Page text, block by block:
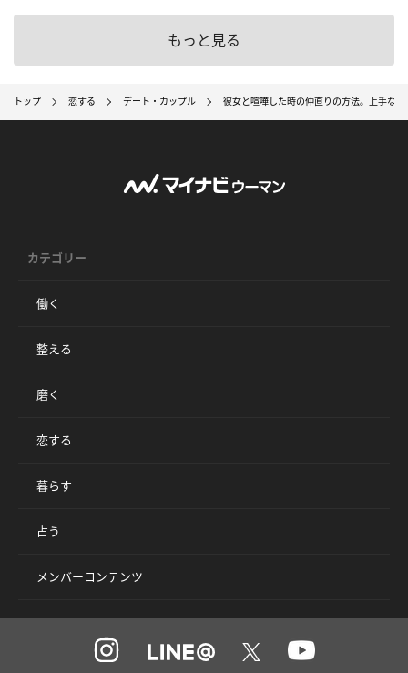
もっと見る
トップ 恋する デート・カップル 彼女と喧嘩した時の仲直りの方法。上手な
カテゴリー
働く
整える
磨く
恋する
暮らす
占う
メンバーコンテンツ